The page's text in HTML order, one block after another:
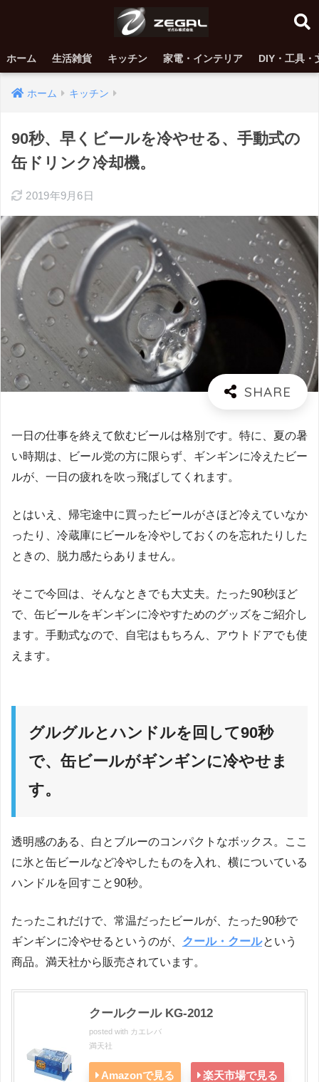
ホーム 生活雑貨 キッチン 家電・インテリア DIY・工具・
ホーム キッチン
90秒、早くビールを冷やせる、手動式の
缶ドリンク冷却機。
2019年9月6日
一日の仕事を終えて飲むビールは格別です。特に、夏の暑
い時期は、ビール党の方に限らず、ギンギンに冷えたビー
ルが、一日の疲れを吹っ飛ばしてくれます。
とはいえ、帰宅途中に買ったビールがさほど冷えていなか
ったり、冷蔵庫にビールを冷やしておくのを忘れたりした
ときの、脱力感たらありません。
そこで今回は、そんなときでも大丈夫。たった90秒ほど
で、缶ビールをギンギンに冷やすためのグッズをご紹介し
ます。手動式なので、自宅はもちろん、アウトドアでも使
えます。
グルグルとハンドルを回して90秒
で、缶ビールがギンギンに冷やせま
す。
透明感のある、白とブルーのコンパクトなボックス。ここ
に氷と缶ビールなど冷やしたものを入れ、横についている
ハンドルを回すこと90秒。
たったこれだけで、常温だったビールが、たった90秒で
ギンギンに冷やせるというのが、 クール・クールという
商品。満天社から販売されています。
クールクール KG-2012
posted with カエレバ
満天社
Amazonで見る 楽天市場で見る